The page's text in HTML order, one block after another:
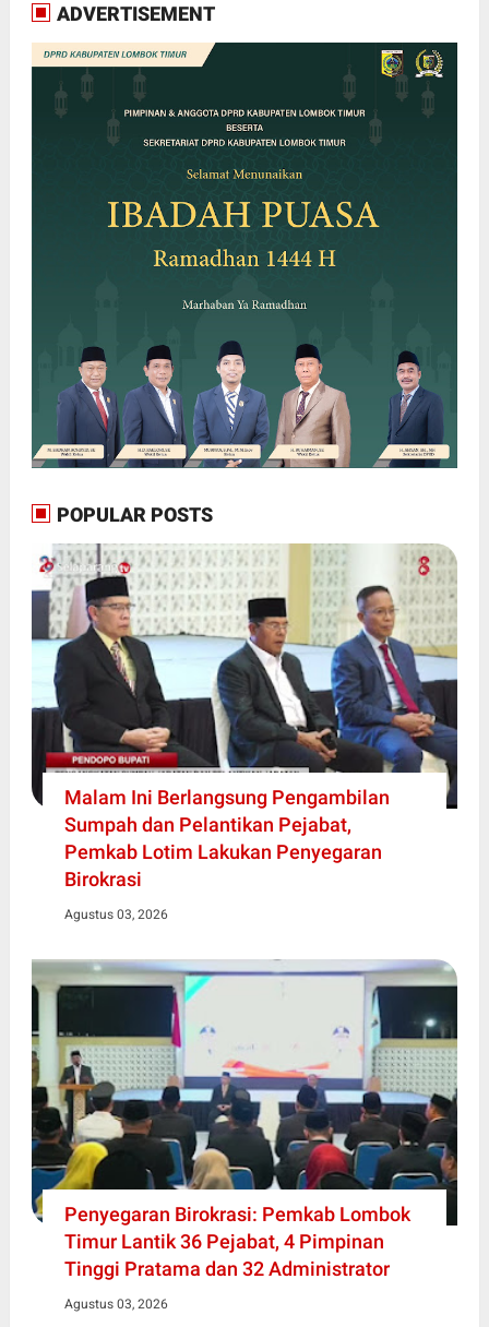
ADVERTISEMENT
POPULAR POSTS
Malam Ini Berlangsung Pengambilan
Sumpah dan Pelantikan Pejabat,
Pemkab Lotim Lakukan Penyegaran
Birokrasi
Agustus 03, 2026
Penyegaran Birokrasi: Pemkab Lombok
Timur Lantik 36 Pejabat, 4 Pimpinan
Tinggi Pratama dan 32 Administrator
Agustus 03, 2026